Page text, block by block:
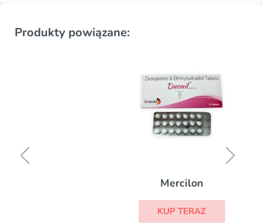
Produkty powiązane: